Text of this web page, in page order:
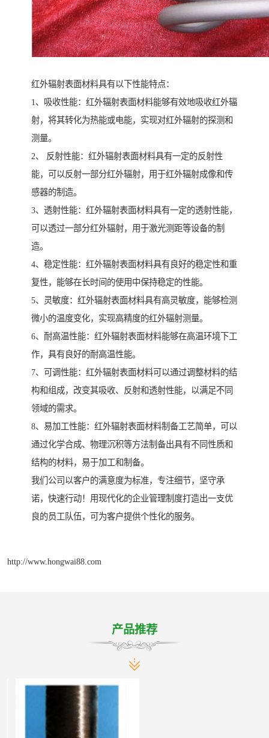
红外辐射表面材料具有以下性能特点：
1、吸收性能：红外辐射表面材料能够有效地吸收红外辐
射，将其转化为热能或电能，实现对红外辐射的探测和
测量。
2、 反射性能：红外辐射表面材料具有一定的反射性
能，可以反射一部分红外辐射，用于红外辐射成像和传
感器的制造。
3、透射性能：红外辐射表面材料具有一定的透射性能，
可以透过一部分红外辐射，用于激光测距等设备的制
造。
4、稳定性能：红外辐射表面材料具有良好的稳定性和重
复性，能够在长时间的使用中保持稳定的性能。
5、灵敏度：红外辐射表面材料具有高灵敏度，能够检测
微小的温度变化，实现高精度的红外辐射测量。
6、耐高温性能：红外辐射表面材料能够在高温环境下工
作，具有良好的耐高温性能。
7、可调性能：红外辐射表面材料可以通过调整材料的结
构和组成，改变其吸收、反射和透射性能，以满足不同
领域的需求。
8、易加工性能：红外辐射表面材料制备工艺简单，可以
通过化学合成、物理沉积等方法制备出具有不同性质和
结构的材料，易于加工和制备。
我们公司以客户的满意度为标准，专注细节，坚守承
诺，快速行动！用现代化的企业管理制度打造出一支优
良的员工队伍，可为客户提供个性化的服务。
http://www.hongwai88.com
产品推荐